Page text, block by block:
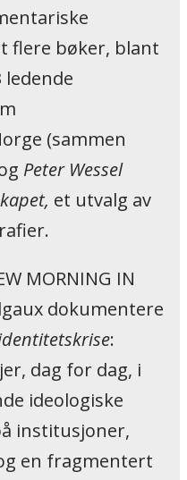
flere bøker, blant
ledende
(sammen
Peter Wessel
et utvalg av
MORNING IN
dokumentere
:
dag for dag, i
ideologiske
institusjoner,
en fragmentert